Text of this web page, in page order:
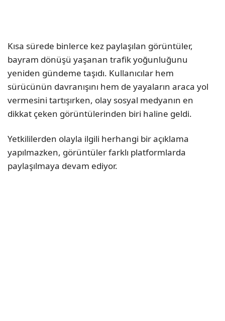
Kısa sürede binlerce kez paylaşılan görüntüler,
bayram dönüşü yaşanan trafik yoğunluğunu
yeniden gündeme taşıdı. Kullanıcılar hem
sürücünün davranışını hem de yayaların araca yol
vermesini tartışırken, olay sosyal medyanın en
dikkat çeken görüntülerinden biri haline geldi.
Yetkililerden olayla ilgili herhangi bir açıklama
yapılmazken, görüntüler farklı platformlarda
paylaşılmaya devam ediyor.